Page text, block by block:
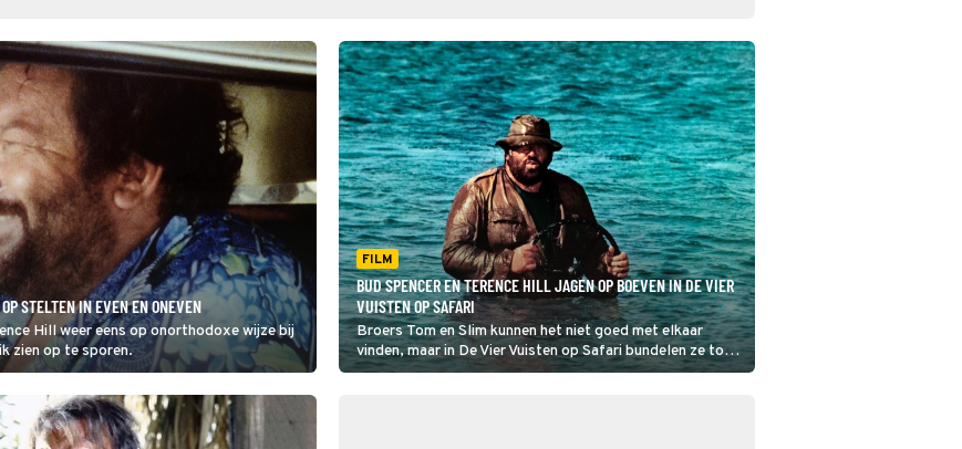
STELTEN IN EVEN EN ONEVEN
Hill weer eens op onorthodoxe wijze bij
zien op te sporen.
FILM
BUD SPENCER EN TERENCE HILL JAGEN OP BOEVEN IN DE VIER
VUISTEN OP SAFARI
Broers Tom en Slim kunnen het niet goed met elkaar
vinden, maar in De Vier Vuisten op Safari bundelen ze toch
hun krachten om het op te nemen tegen een gezamenlijke